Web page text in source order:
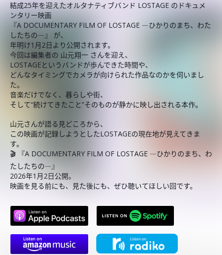
結成25年を迎えたオルタナティブバンド LOSTAGE のドキュメ
ンタリー映画
『A DOCUMENTARY FILM OF LOSTAGE ―ひかりのまち、わた
したちの―』 が、
年明け1月2日より公開されます。
今回は編集者の 山元翔一 さんを迎え、
LOSTAGEというバンドが歩んできた時間や、
どんなタイミングでカメラが向けられた作品なのかを伺いまし
た。
音楽だけでなく、暮らしや街、
そして“続けてきたこと”そのものが静かに映し出される本作。
山元さんが語る見どころから、
この映画が記録しようとしたLOSTAGEの現在地が見えてきま
す。
🎬 『A DOCUMENTARY FILM OF LOSTAGE ―ひかりのまち、わ
たしたちの―』
2026年1月2日公開。
映画を見る前にも、見た後にも、ぜひ聴いてほしい回です。